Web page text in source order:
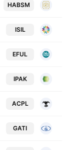
HABSM
ISIL
EFUL
IPAK
ACPL
GATI